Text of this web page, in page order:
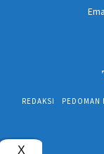
REDAKSI PEDOMAN
X